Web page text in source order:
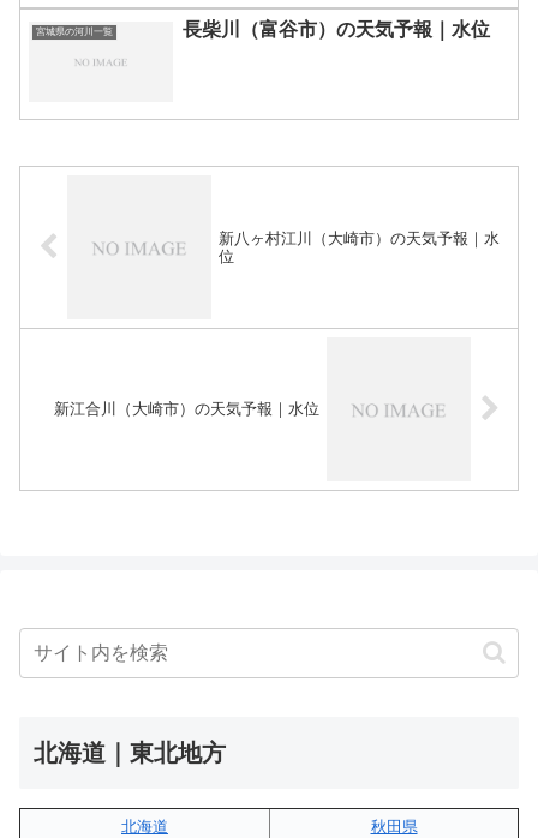
宮城県の河川一覧 長柴川（富谷市）の天気予報｜水位
新八ヶ村江川（大崎市）の天気予報｜水
位
新江合川（大崎市）の天気予報｜水位
北海道｜東北地方
北海道
秋田県